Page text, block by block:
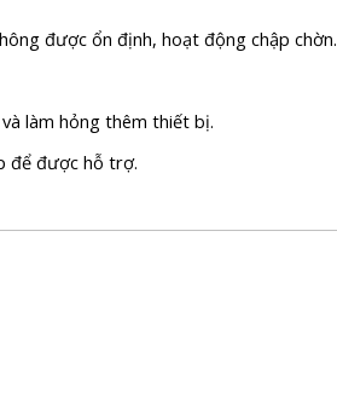
được ổn định, hoạt động chập chờn.
làm hỏng thêm thiết bị.
để được hỗ trợ.